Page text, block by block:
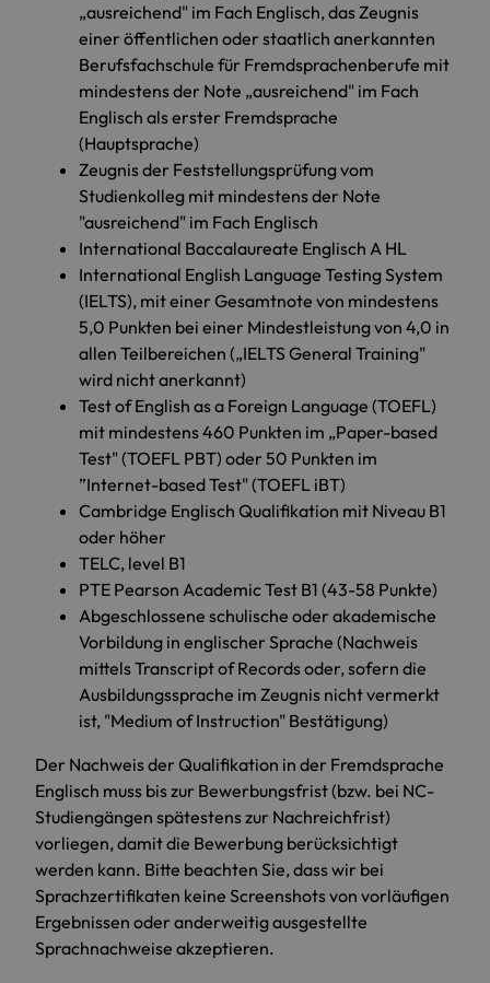
„ausreichend" im Fach Englisch, das Zeugnis
einer öffentlichen oder staatlich anerkannten
Berufsfachschule für Fremdsprachenberufe mit
mindestens der Note „ausreichend" im Fach
Englisch als erster Fremdsprache
(Hauptsprache)
Zeugnis der Feststellungsprüfung vom
Studienkolleg mit mindestens der Note
"ausreichend" im Fach Englisch
International Baccalaureate Englisch A HL
International English Language Testing System
(IELTS), mit einer Gesamtnote von mindestens
5,0 Punkten bei einer Mindestleistung von 4,0 in
allen Teilbereichen („IELTS General Training"
wird nicht anerkannt)
Test of English as a Foreign Language (TOEFL)
mit mindestens 460 Punkten im „Paper-based
Test" (TOEFL PBT) oder 50 Punkten im
”Internet-based Test" (TOEFL iBT)
Cambridge Englisch Qualifikation mit Niveau B1
oder höher
TELC, level B1
PTE Pearson Academic Test B1 (43-58 Punkte)
Abgeschlossene schulische oder akademische
Vorbildung in englischer Sprache (Nachweis
mittels Transcript of Records oder, sofern die
Ausbildungssprache im Zeugnis nicht vermerkt
ist, "Medium of Instruction" Bestätigung)
Der Nachweis der Qualifikation in der Fremdsprache
Englisch muss bis zur Bewerbungsfrist (bzw. bei NC-
Studiengängen spätestens zur Nachreichfrist)
vorliegen, damit die Bewerbung berücksichtigt
werden kann. Bitte beachten Sie, dass wir bei
Sprachzertifikaten keine Screenshots von vorläufigen
Ergebnissen oder anderweitig ausgestellte
Sprachnachweise akzeptieren.